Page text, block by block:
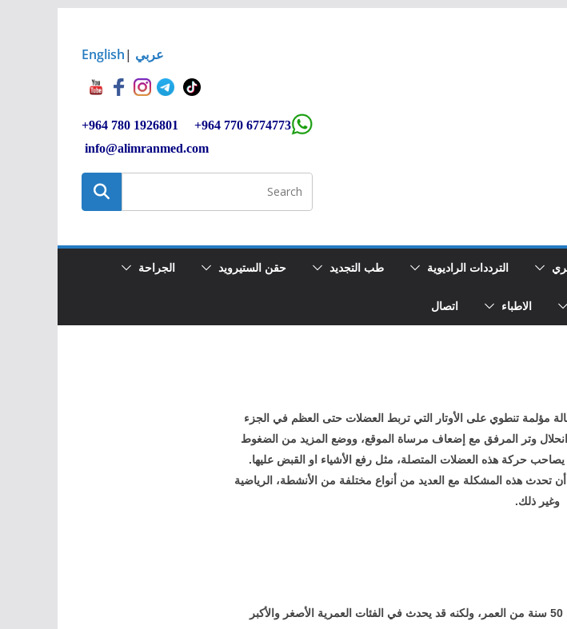
English| عربي
+964 780 1926801 +964 770 6774773
info@alimranmed.com
الترددات الراديوية طب التجديد حقن الستيرويد الجراحة
الاطباء اتصال
مؤلمة تنطوي على الأوتار التي تربط العضلات حتى العظم في الجزء
انحلال وتر المرفق مع إضعاف مرساة الموقع، ووضع المزيد من الضغوط
حركة هذه العضلات المتصلة، مثل رفع الأشياء او القبض عليها.
تحدث هذه المشكلة مع العديد من أنواع مختلفة من الأنشطة، الرياضية
وغير ذلك.
الفئة العمرية الأكثر شيوعا المعرضة للأصابة هو ما بين 30 إلى 50 سنة من العمر، ولكنه قد يحدث في الفئات العمرية الأصغر والأكبر